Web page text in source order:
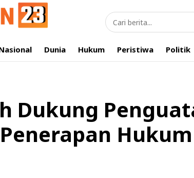
Dunia Hukum Peristiwa Politik
Dukung
Hukum